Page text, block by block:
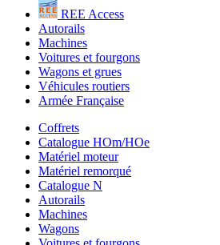
REE Access
Autorails
Machines
Voitures et fourgons
Wagons et grues
Véhicules routiers
Armée Française
Coffrets
Catalogue HOm/HOe
Matériel moteur
Matériel remorqué
Catalogue N
Autorails
Machines
Wagons